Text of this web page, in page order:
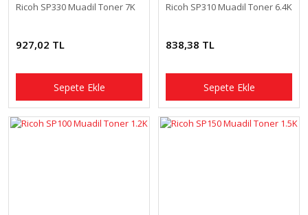
Ricoh SP330 Muadil Toner 7K
927,02 TL
Sepete Ekle
Ricoh SP310 Muadil Toner 6.4K
838,38 TL
Sepete Ekle